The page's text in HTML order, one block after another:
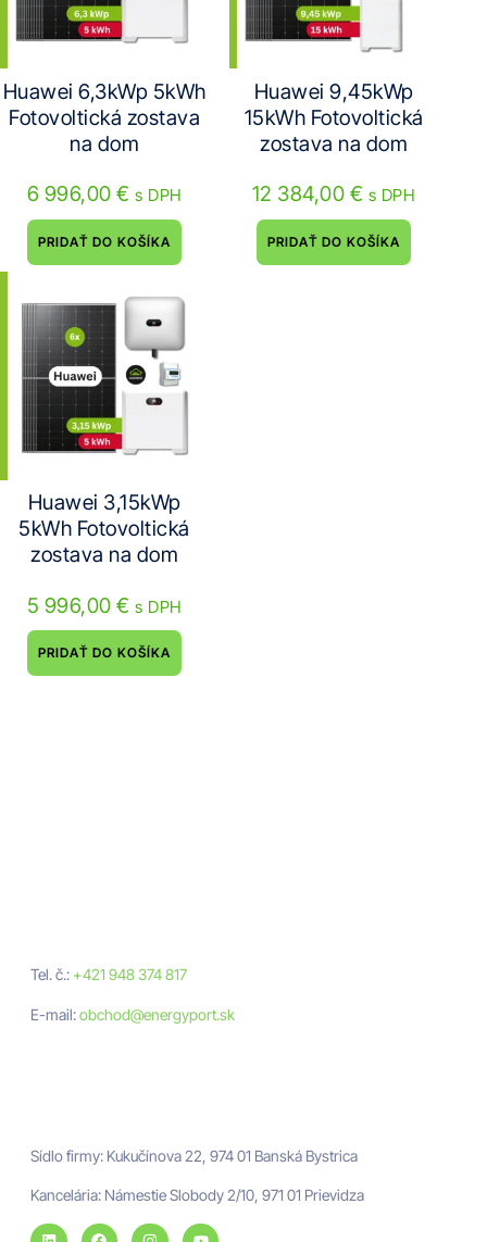
Huawei 6,3kWp 5kWh
Fotovoltická zostava
na dom
6 996,00€ s DPH
PRIDAŤ DO KOŠÍKA
Huawei 9,45kWp
15kWh Fotovoltická
zostava na dom
12 384,00 € s DPH
PRIDAŤ DO KOŠÍKA
Huawei 3,15kWp
5kWh Fotovoltická
zostava na dom
5 996,00€ s DPH
PRIDAŤ DO KOŠÍKA
Tel. č.: +421 948 374 817
E-mail:obchod@energyport.sk
Sídlo firmy: Kukučínova 22, 974 01 Banská Bystrica
Kancelária: Námestie Slobody 2/10, 971 01 Prievidza